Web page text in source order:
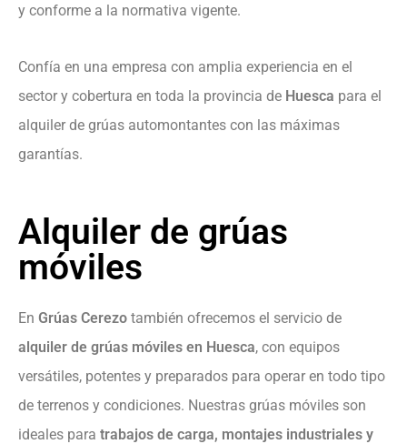
y conforme a la normativa vigente.
Confía en una empresa con amplia experiencia en el
sector y cobertura en toda la provincia de Huesca para el
alquiler de grúas automontantes con las máximas
garantías.
Alquiler de grúas
móviles
En Grúas Cerezo también ofrecemos el servicio de
alquiler de grúas móviles en Huesca, con equipos
versátiles, potentes y preparados para operar en todo tipo
de terrenos y condiciones. Nuestras grúas móviles son
ideales para trabajos de carga, montajes industriales y